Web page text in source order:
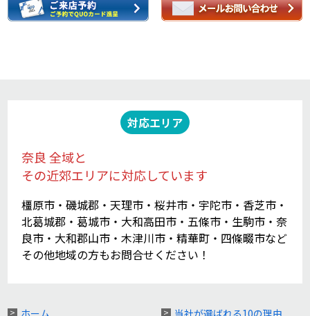
対応エリア
奈良 全域と
その近郊エリアに対応しています
橿原市・磯城郡・天理市・桜井市・宇陀市・香芝市・
北葛城郡・葛城市・大和高田市・五條市・生駒市・奈
良市・大和郡山市・木津川市・精華町・四條畷市など
その他地域の方もお問合せください！
ホーム
当社が選ばれる10の理由